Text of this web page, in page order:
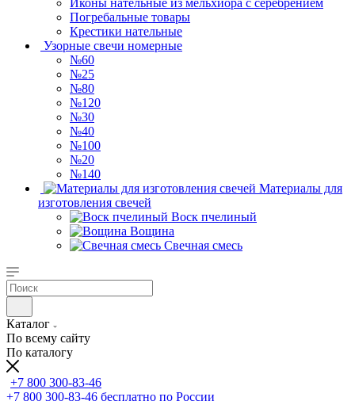
Иконы нательные из мельхиора с серебрением
Погребальные товары
Крестики нательные
Узорные свечи номерные
№60
№25
№80
№120
№30
№40
№100
№20
№140
Материалы для
изготовления свечей
Воск пчелиный
Вощина
Свечная смесь
Каталог
По всему сайту
По каталогу
+7 800 300-83-46
+7 800 300-83-46 бесплатно по России